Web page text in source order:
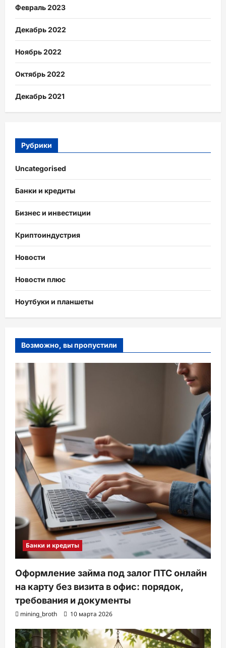
Февраль 2023
Декабрь 2022
Ноябрь 2022
Октябрь 2022
Декабрь 2021
Рубрики
Uncategorised
Банки и кредиты
Бизнес и инвестиции
Криптоиндустрия
Новости
Новости плюс
Ноутбуки и планшеты
Возможно, вы пропустили
Банки и кредиты
Оформление займа под залог ПТС онлайн
на карту без визита в офис: порядок,
требования и документы
mining_broth 10 марта 2026